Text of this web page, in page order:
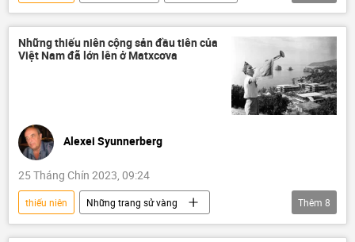
Xã hội
xâm hại
VTV
Pháp luật
Những thiếu niên cộng sản đầu tiên của
Việt Nam đã lớn lên ở Matxcơva
Alexei Syunnerberg
25 Tháng Chín 2023, 09:24
thiếu niên
Những trang sử vàng
Moskva
Nga
Liên Xô
Thêm 8